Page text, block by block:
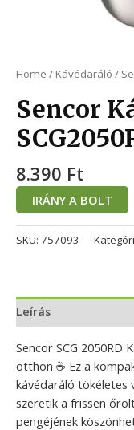
Home / Kávédaráló /
Sencor
8.390 Ft
IRÁNY A BOLT
SKU: 757093
Leírás
Sencor SCG 2050RD
otthon ☕ Ez a
kávédaráló tökéletes
szeretik a frissen
pengéjének